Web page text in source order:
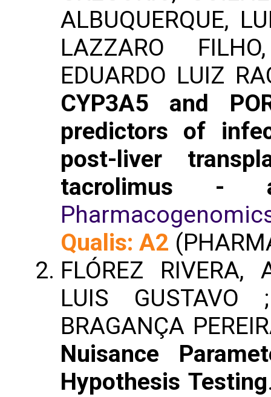
ALBUQUERQUE,
LAZZARO
EDUARDO LUIZ
CYP3A5 and
predictors of
post-liver
tacrolimus -
Qualis: A2
FLÓREZ RIVERA,
LUIS
BRAGANÇA
Nuisance
Hypothesis Testing